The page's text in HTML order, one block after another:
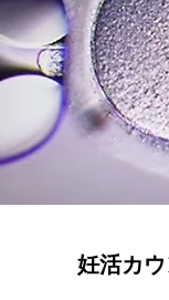
妊活カ